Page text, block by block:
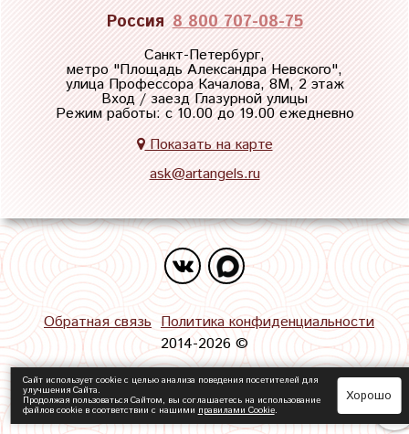
Россия 8 800 707-08-75
Санкт-Петербург,
метро "Площадь Александра Невского",
улица Профессора Качалова, 8М, 2 этаж
Вход / заезд Глазурной улицы
Режим работы: с 10.00 до 19.00 ежедневно
Показать на карте
ask@artangels.ru
Обратная связь Политика конфиденциальности
2014-2026 ©
Сайт использует cookie с целью анализа поведения посетителей для
улучшения Сайта.
Продолжая пользоваться Сайтом, вы соглашаетесь на использование
файлов cookie в соответствии с нашими правилами Сookie.
Хорошо